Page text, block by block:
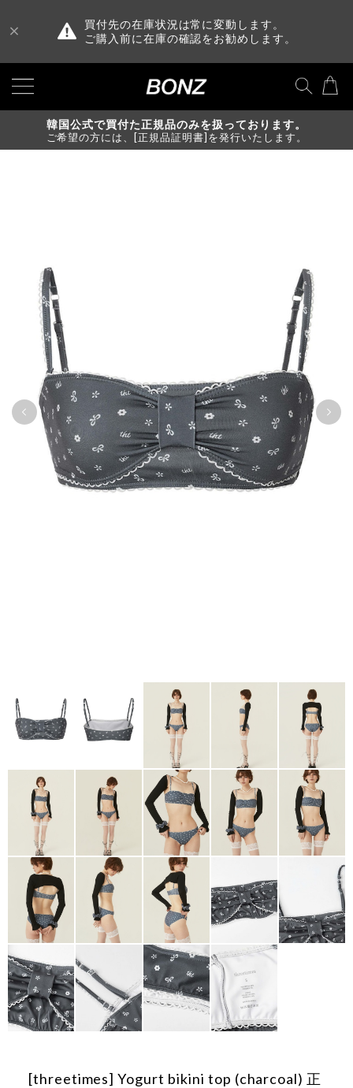
買付先の在庫状況は常に変動します。
ご購入前に在庫の確認をお勧めします。
韓国公式で買付た正規品のみを扱っております。
ご希望の方には、[正規品証明書]を発行いたします。
[threetimes] Yogurt bikini top (charcoal) 正